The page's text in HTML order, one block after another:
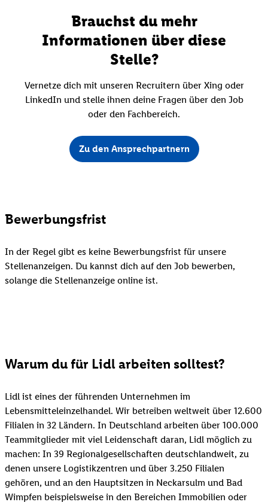
Brauchst du mehr
Informationen über diese
Stelle?
Vernetze dich mit unseren Recruitern über Xing oder
LinkedIn und stelle ihnen deine Fragen über den Job
oder den Fachbereich.
Zu den Ansprechpartnern
Bewerbungsfrist
In der Regel gibt es keine Bewerbungsfrist für unsere
Stellenanzeigen. Du kannst dich auf den Job bewerben,
solange die Stellenanzeige online ist.
Warum du für Lidl arbeiten solltest?
Lidl ist eines der führenden Unternehmen im
Lebensmitteleinzelhandel. Wir betreiben weltweit über 12.600
Filialen in 32 Ländern. In Deutschland arbeiten über 100.000
Teammitglieder mit viel Leidenschaft daran, Lidl möglich zu
machen: In 39 Regionalgesellschaften deutschlandweit, zu
denen unsere Logistikzentren und über 3.250 Filialen
gehören, und an den Hauptsitzen in Neckarsulm und Bad
Wimpfen beispielsweise in den Bereichen Immobilien oder